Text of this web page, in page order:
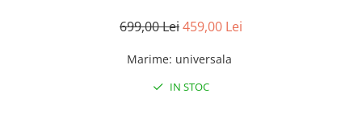
699,00 Lei459,00 Lei
Marime: universala
IN STOC